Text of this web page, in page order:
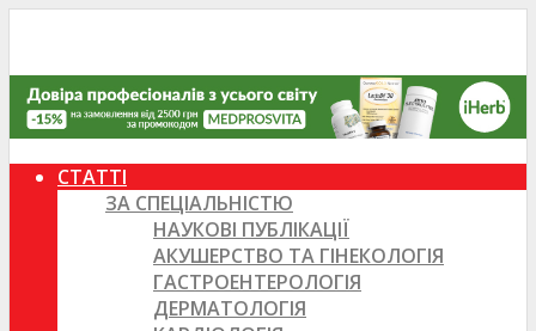
СТАТТІ
ЗА СПЕЦІАЛЬНІСТЮ
НАУКОВІ ПУБЛІКАЦІЇ
АКУШЕРСТВО ТА ГІНЕКОЛОГІЯ
ГАСТРОЕНТЕРОЛОГІЯ
ДЕРМАТОЛОГІЯ